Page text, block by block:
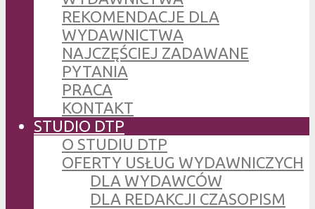
REKOMENDACJE DLA
WYDAWNICTWA
NAJCZĘŚCIEJ ZADAWANE
PYTANIA
PRACA
KONTAKT
STUDIO DTP
O STUDIU DTP
OFERTY USŁUG WYDAWNICZYCH
DLA WYDAWCÓW
DLA REDAKCJI CZASOPISM